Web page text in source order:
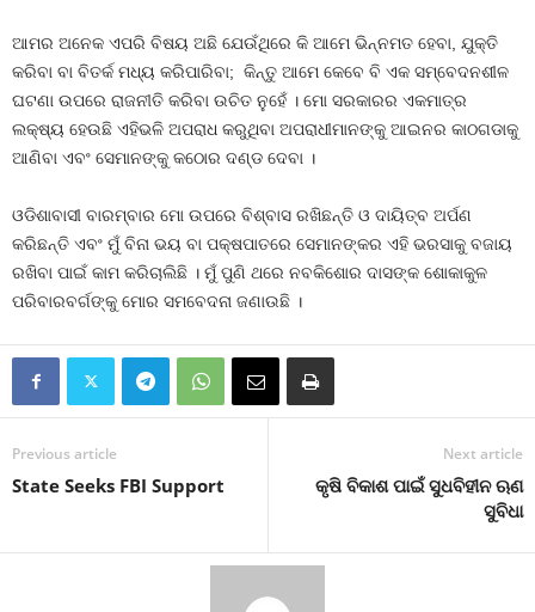
ଆମର ଅନେକ ଏପରି ବିଷୟ ଅଛି ଯେଉଁଥିରେ କି ଆମେ ଭିନ୍ନମତ ହେବା, ଯୁକ୍ତି
କରିବା ବା ବିତର୍କ ମଧ୍ୟ କରିପାରିବା; କିନ୍ତୁ ଆମେ କେବେ ବି ଏକ ସମ୍ବେଦନଶୀଳ
ଘଟଣା ଉପରେ ରାଜନୀତି କରିବା ଉଚିତ ନୁହେଁ । ମୋ ସରକାରର ଏକମାତ୍ର
ଲକ୍ଷ୍ୟ ହେଉଛି ଏହିଭଳି ଅପରାଧ କରୁଥିବା ଅପରାଧୀମାନଙ୍କୁ ଆଇନର କାଠଗଡାକୁ
ଆଣିବା ଏବଂ ସେମାନଙ୍କୁ କଠୋର ଦଣ୍ଡ ଦେବା ।
ଓଡିଶାବାସୀ ବାରମ୍ବାର ମୋ ଉପରେ ବିଶ୍ବାସ ରଖିଛନ୍ତି ଓ ଦାୟିତ୍ବ ଅର୍ପଣ
କରିଛନ୍ତି ଏବଂ ମୁଁ ବିନା ଭୟ ବା ପକ୍ଷପାତରେ ସେମାନଙ୍କର ଏହି ଭରସାକୁ ବଜାୟ
ରଖିବା ପାଇଁ କାମ କରିଚାଲିଛି । ମୁଁ ପୁଣି ଥରେ ନବକିଶୋର ଦାସଙ୍କ ଶୋକାକୁଳ
ପରିବାରବର୍ଗଙ୍କୁ ମୋର ସମବେଦନା ଜଣାଉଛି ।
Previous article
State Seeks FBI Support
Next article
କୃଷି ବିକାଶ ପାଇଁ ସୁଧବିହୀନ ଋଣ
ସୁବିଧା